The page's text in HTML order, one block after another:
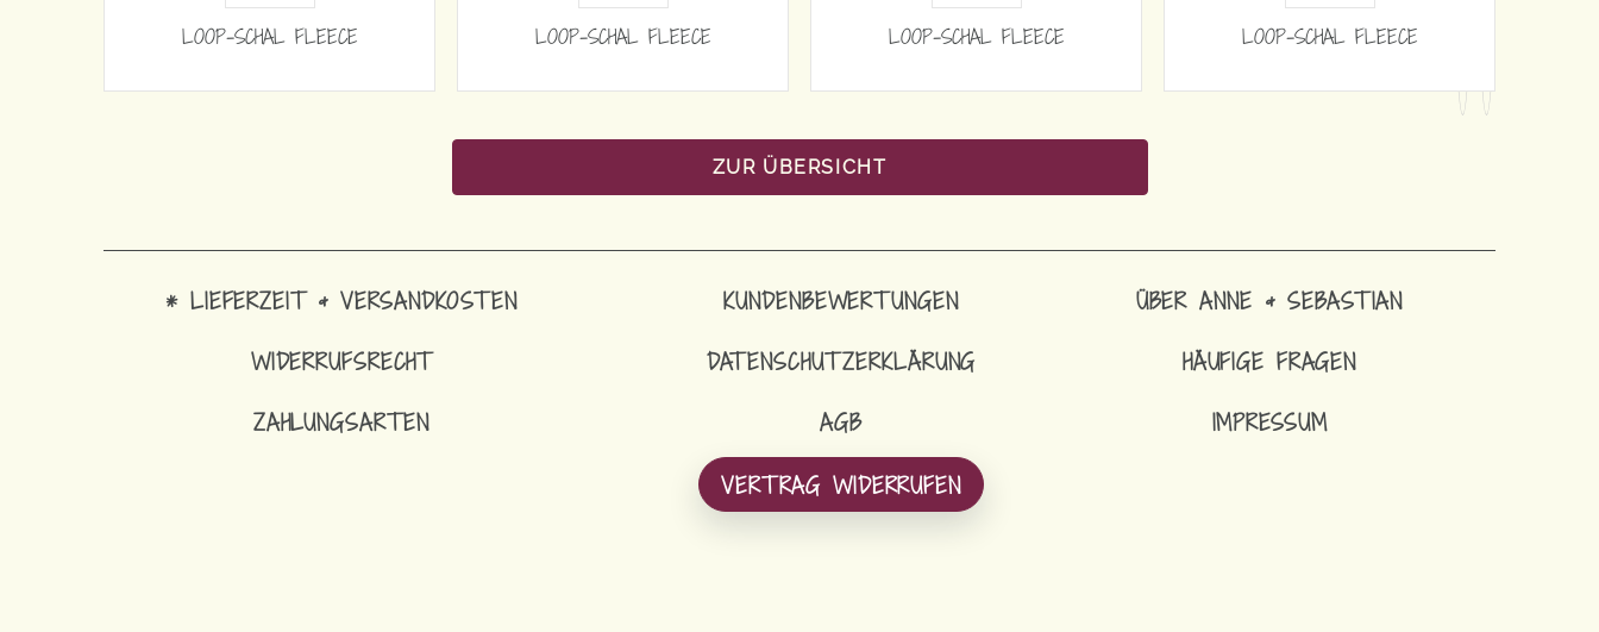
LOOP-SCHAL FLEECE LOOP-SCHAL FLEECE LOOP-SCHAL FLEECE LOOP-SCHAL FLEECE
ZUR ÜBERSICHT
* LIEFERZEIT & VERSANDKOSTEN
WIDERRUFSRECHT
ZAHLUNGSARTEN
KUNDENBEWERTUNGEN
DATENSCHUTZERKLÄRUNG
AGB
VERTRAG WIDERRUFEN
ÜBER ANNE & SEBASTIAN
HÄUFIGE FRAGEN
IMPRESSUM